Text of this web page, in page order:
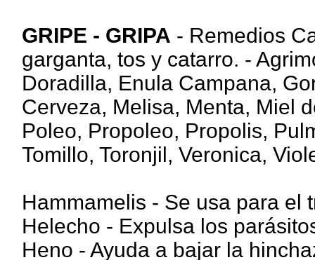
GRIPE - GRIPA - Remedios
garganta, tos y catarro. -
Doradilla, Enula Campana,
Cerveza, Melisa, Menta, Miel
Poleo, Propoleo, Propolis,
Tomillo, Toronjil, Veronica,
Hammamelis - Se usa para el
Helecho - Expulsa los
Heno - Ayuda a bajar la